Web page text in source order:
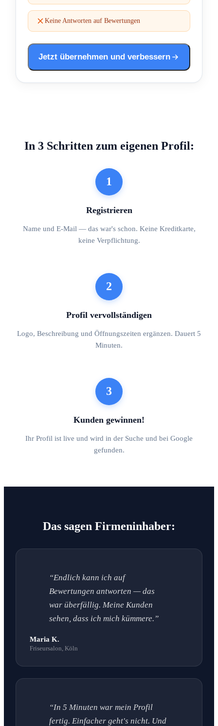
Keine Antworten auf Bewertungen
Jetzt übernehmen und verbessern
In 3 Schritten zum eigenen Profil:
1
Registrieren
Name und E-Mail — das war's schon. Keine Kreditkarte,
keine Verpflichtung.
2
Profil vervollständigen
Logo, Beschreibung und Öffnungszeiten ergänzen. Dauert 5
Minuten.
3
Kunden gewinnen!
Ihr Profil ist live und wird in der Suche und bei Google
gefunden.
Das sagen Firmeninhaber:
“Endlich kann ich auf
Bewertungen antworten — das
war überfällig. Meine Kunden
sehen, dass ich mich kümmere.”
Maria K.
Friseursalon, Köln
“In 5 Minuten war mein Profil
fertig. Einfacher geht's nicht. Und